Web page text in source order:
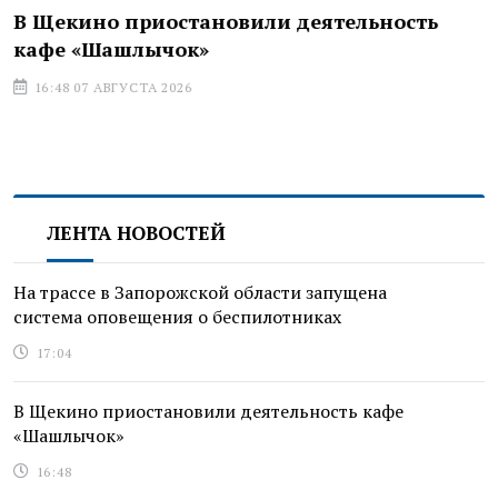
В Щекино приостановили деятельность
кафе «Шашлычок»
16:48 07 АВГУСТА 2026
ЛЕНТА НОВОСТЕЙ
На трассе в Запорожской области запущена
система оповещения о беспилотниках
17:04
В Щекино приостановили деятельность кафе
«Шашлычок»
16:48